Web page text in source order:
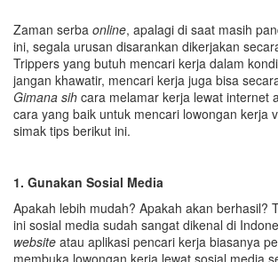
Zaman serba online, apalagi di saat masih
ini, segala urusan disarankan dikerjakan
Trippers yang butuh mencari kerja dalam
jangan khawatir, mencari kerja juga bisa
Gimana sih cara melamar kerja lewat internet
cara yang baik untuk mencari lowongan kerja
simak tips berikut ini.
1. Gunakan Sosial Media
Apakah lebih mudah? Apakah akan berhasil?
ini sosial media sudah sangat dikenal di
website atau aplikasi pencari kerja biasanya
membuka lowongan kerja lewat sosial media